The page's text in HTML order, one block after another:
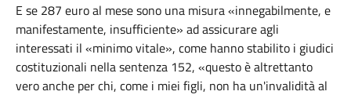
E se 287 euro al mese sono una misura «innegabilmente, e
manifestamente, insufficiente» ad assicurare agli
interessati il «minimo vitale», come hanno stabilito i giudici
costituzionali nella sentenza 152, «questo è altrettanto
vero anche per chi, come i miei figli, non ha un'invalidità al